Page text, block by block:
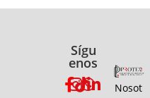
Sígu
enos
Nosot